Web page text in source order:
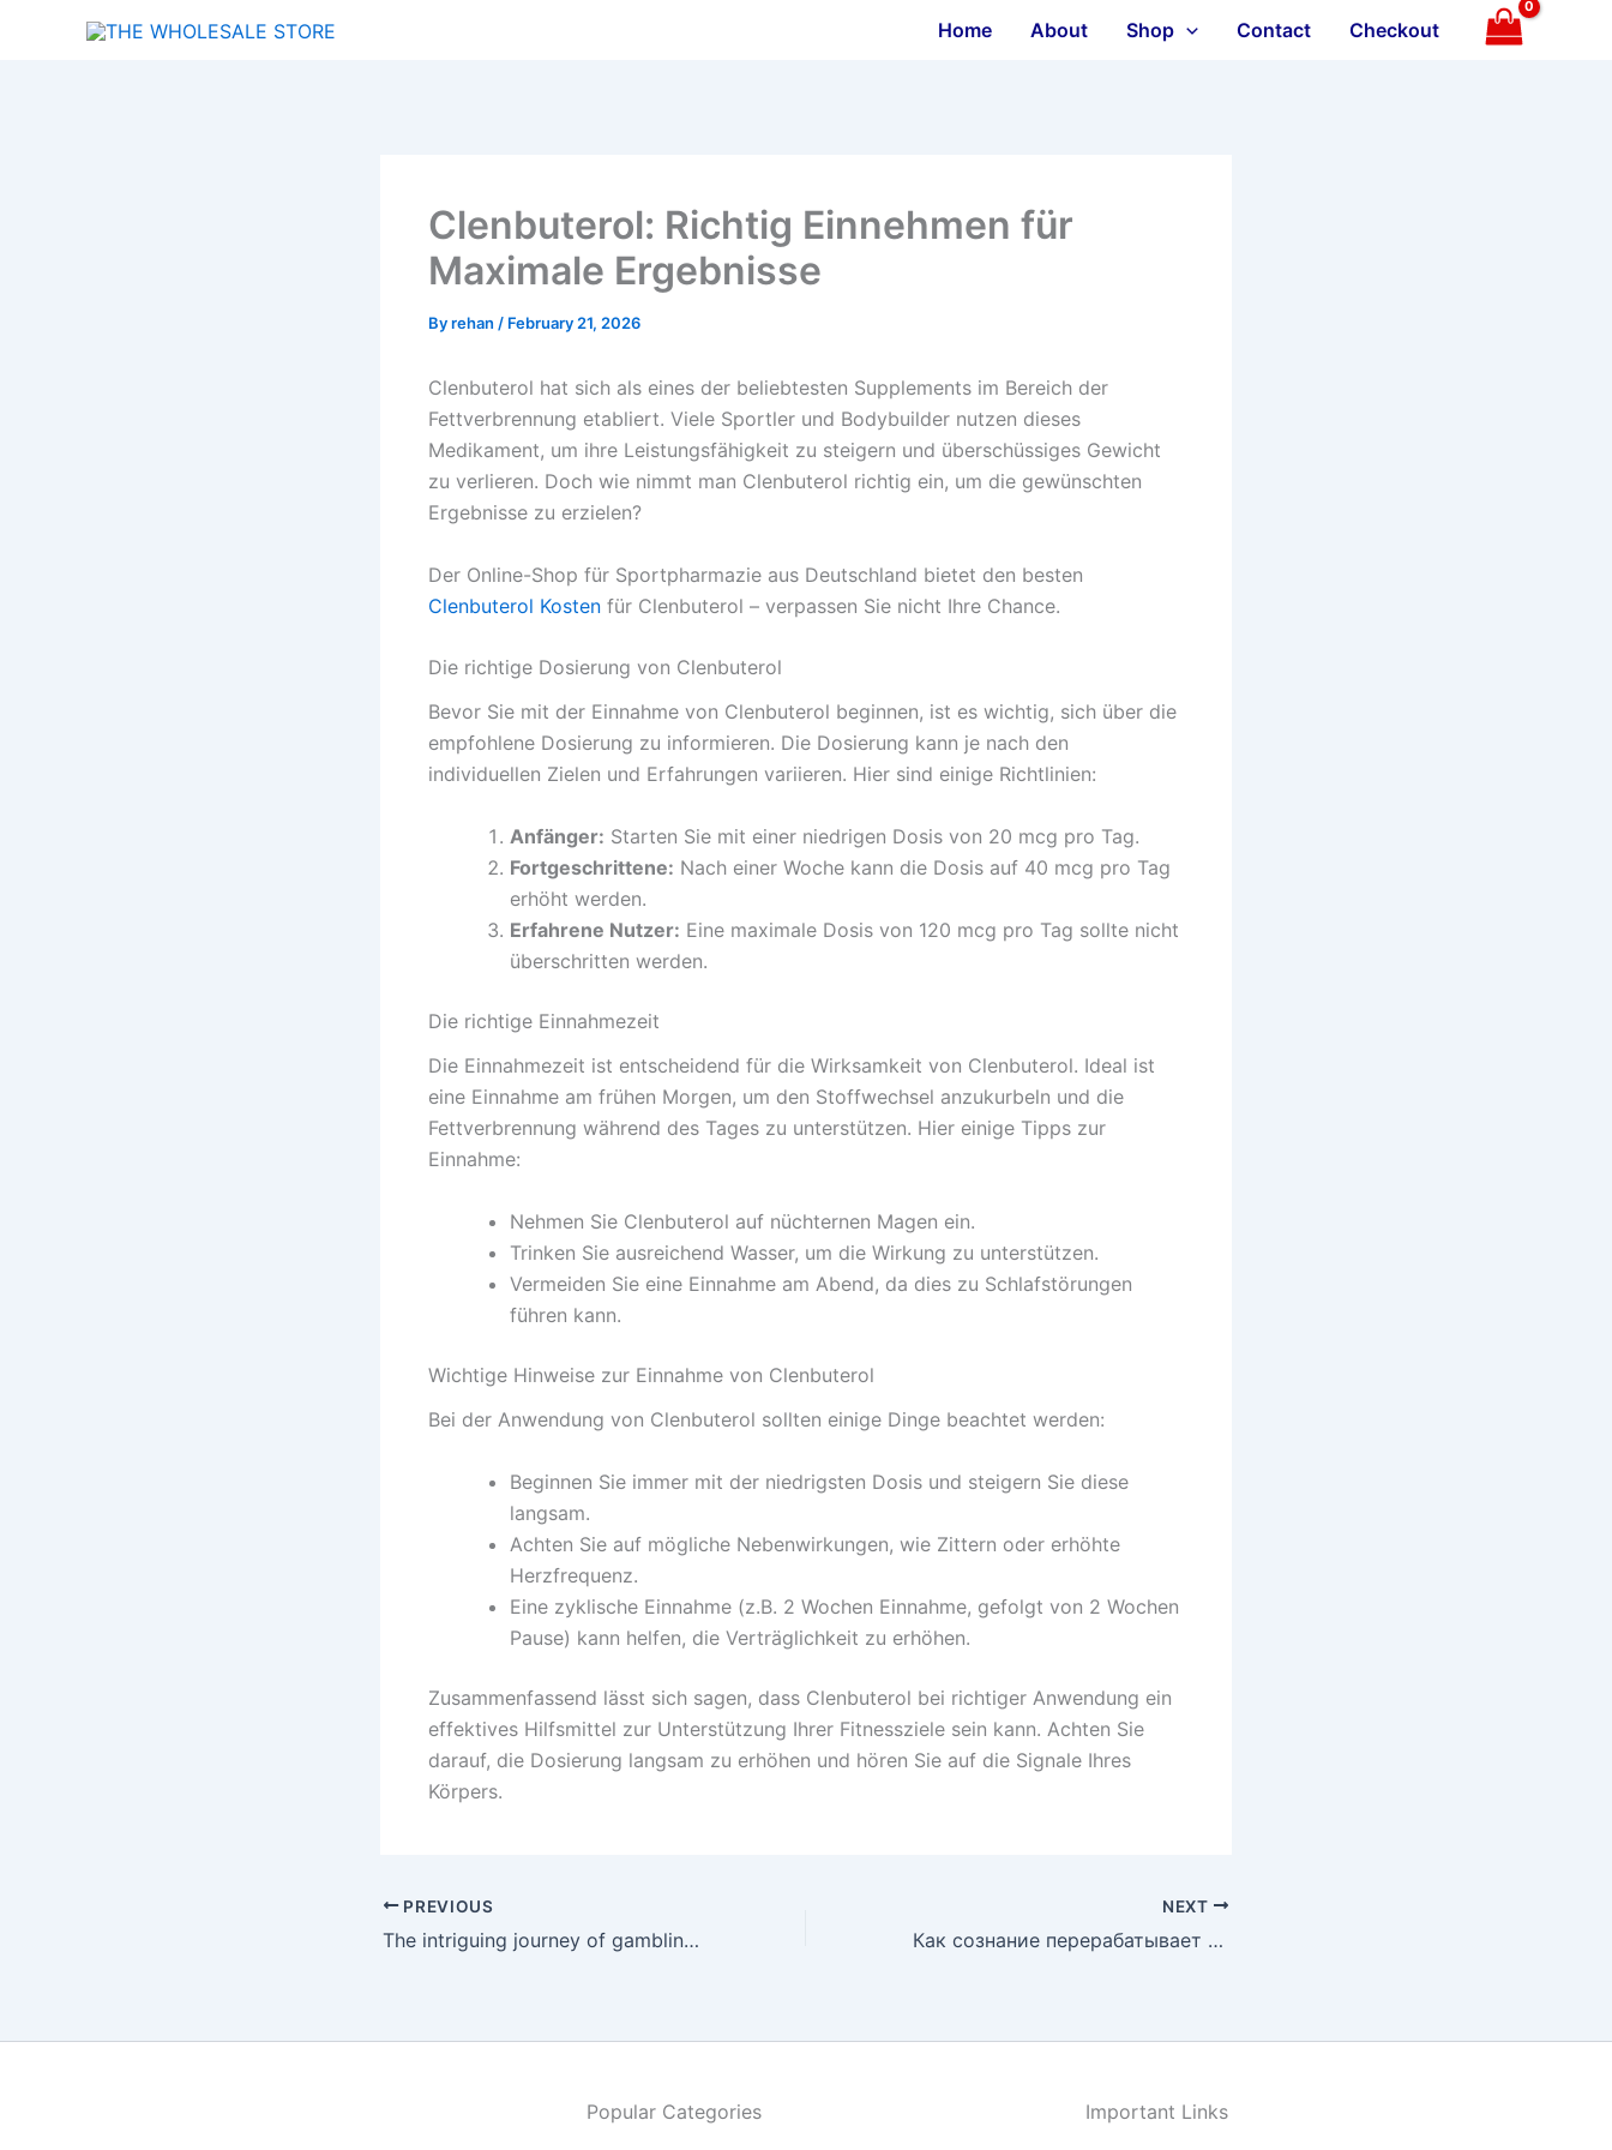
Home About Shop Contact Checkout
Clenbuterol: Richtig Einnehmen für
Maximale Ergebnisse
Byrehan / February 21, 2026
Clenbuterol hat sich als eines der beliebtesten Supplements im Bereich der
Fettverbrennung etabliert. Viele Sportler und Bodybuilder nutzen dieses
Medikament, um ihre Leistungsfähigkeit zu steigern und überschüssiges Gewicht
zu verlieren. Doch wie nimmt man Clenbuterol richtig ein, um die gewünschten
Ergebnisse zu erzielen?
Der Online-Shop für Sportpharmazie aus Deutschland bietet den besten
Clenbuterol Kosten für Clenbuterol – verpassen Sie nicht Ihre Chance.
Die richtige Dosierung von Clenbuterol
Bevor Sie mit der Einnahme von Clenbuterol beginnen, ist es wichtig, sich über die
empfohlene Dosierung zu informieren. Die Dosierung kann je nach den
individuellen Zielen und Erfahrungen variieren. Hier sind einige Richtlinien:
Anfänger: Starten Sie mit einer niedrigen Dosis von 20 mcg pro Tag.
Fortgeschrittene: Nach einer Woche kann die Dosis auf 40 mcg pro Tag
erhöht werden.
Erfahrene Nutzer: Eine maximale Dosis von 120 mcg pro Tag sollte nicht
überschritten werden.
Die richtige Einnahmezeit
Die Einnahmezeit ist entscheidend für die Wirksamkeit von Clenbuterol. Ideal ist
eine Einnahme am frühen Morgen, um den Stoffwechsel anzukurbeln und die
Fettverbrennung während des Tages zu unterstützen. Hier einige Tipps zur
Einnahme:
Nehmen Sie Clenbuterol auf nüchternen Magen ein.
Trinken Sie ausreichend Wasser, um die Wirkung zu unterstützen.
Vermeiden Sie eine Einnahme am Abend, da dies zu Schlafstörungen
führen kann.
Wichtige Hinweise zur Einnahme von Clenbuterol
Bei der Anwendung von Clenbuterol sollten einige Dinge beachtet werden:
Beginnen Sie immer mit der niedrigsten Dosis und steigern Sie diese
langsam.
Achten Sie auf mögliche Nebenwirkungen, wie Zittern oder erhöhte
Herzfrequenz.
Eine zyklische Einnahme (z.B. 2 Wochen Einnahme, gefolgt von 2 Wochen
Pause) kann helfen, die Verträglichkeit zu erhöhen.
Zusammenfassend lässt sich sagen, dass Clenbuterol bei richtiger Anwendung ein
effektives Hilfsmittel zur Unterstützung Ihrer Fitnessziele sein kann. Achten Sie
darauf, die Dosierung langsam zu erhöhen und hören Sie auf die Signale Ihres
Körpers.
PREVIOUS
The intriguing journey of gambling through history A look at Pinco Casino
NEXT
Как сознание перерабатывает неопределённость
Popular Categories Important Links